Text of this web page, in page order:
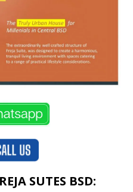
SUTES BSD: